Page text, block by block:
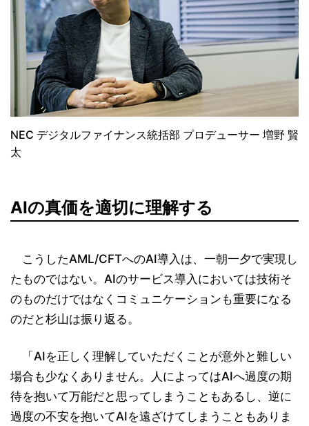
NEC デジタルファイナンス統括部 プロデューサー 増野 賢
太
AIの真価を適切に理解する
こうしたAML/CFTへのAI導入は、一朝一夕で実現し
たものではない。AIのサービス導入においては技術そ
のものだけではなくコミュニケーションも重要になる
のだと杉山は振り返る。
「AIを正しく理解していただくことが意外と難しい
場合も少なくありません。人によってはAIへ過度の期
待を抱いて万能だと思ってしまうこともあるし、逆に
過度の不安を抱いてAIを遠ざけてしまうこともありま